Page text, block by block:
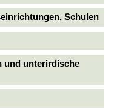
Schulen
und unterirdische